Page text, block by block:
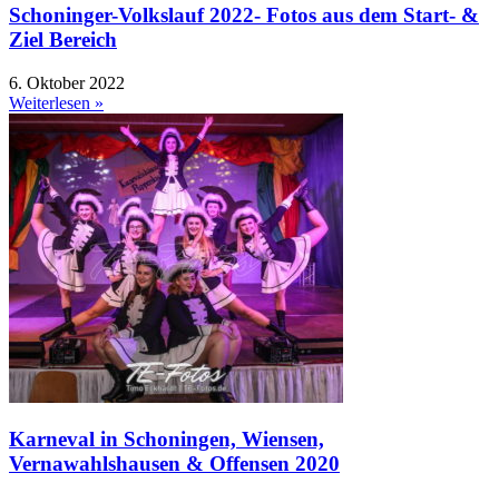
Schoninger-Volkslauf 2022- Fotos aus dem Start- &
Ziel Bereich
6. Oktober 2022
Weiterlesen »
Karneval in Schoningen, Wiensen,
Vernawahlshausen & Offensen 2020